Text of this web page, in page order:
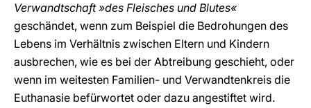
Verwandtschaft »des Fleisches und Blutes«
geschändet, wenn zum Beispiel die Bedrohungen des
Lebens im Verhältnis zwischen Eltern und Kindern
ausbrechen, wie es bei der Abtreibung geschieht, oder
wenn im weitesten Familien- und Verwandtenkreis die
Euthanasie befürwortet oder dazu angestiftet wird.